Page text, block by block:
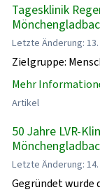
Tagesklinik
Letzte Änderung:
Zielgruppe:
Mehr
Artikel
50 Jahre LVR-
Letzte Änderung:
Gegründet wurde